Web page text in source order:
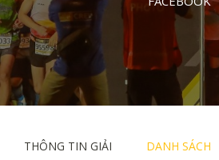
THÔNG TIN GIẢI DANH SÁCH